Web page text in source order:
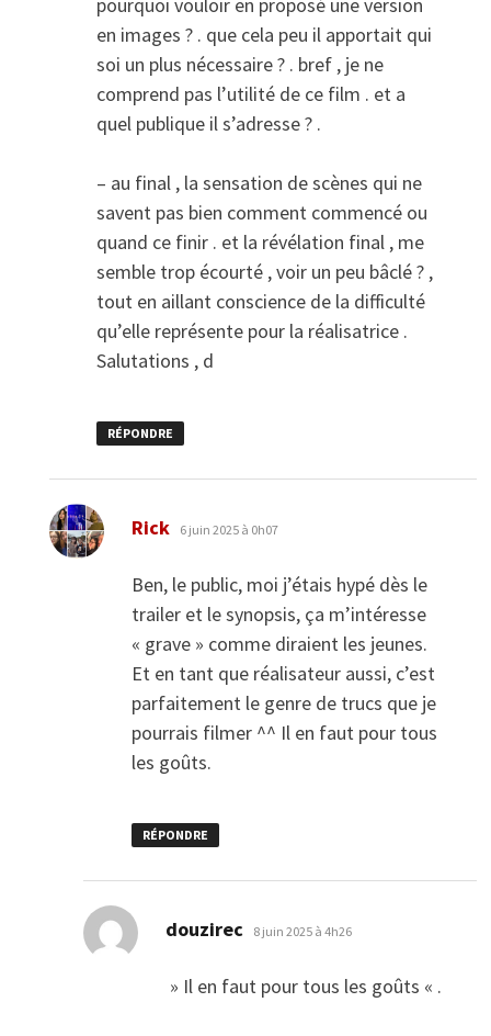
en images ? . que cela peu il apportait qui
soi un plus nécessaire ? . bref , je ne
comprend pas l’utilité de ce film . et a
quel publique il s’adresse ? .
– au final , la sensation de scènes qui ne
savent pas bien comment commencé ou
quand ce finir . et la révélation final , me
semble trop écourté , voir un peu bâclé ? ,
tout en aillant conscience de la difficulté
qu’elle représente pour la réalisatrice .
Salutations , d
RÉPONDRE
Rick dit :
6 juin 2025 à 0h07
Ben, le public, moi j’étais hypé dès le
trailer et le synopsis, ça m’intéresse
« grave » comme diraient les jeunes.
Et en tant que réalisateur aussi, c’est
parfaitement le genre de trucs que je
pourrais filmer ^^ Il en faut pour tous
les goûts.
RÉPONDRE
douzirec dit :
8 juin 2025 à 4h26
» Il en faut pour tous les goûts « .